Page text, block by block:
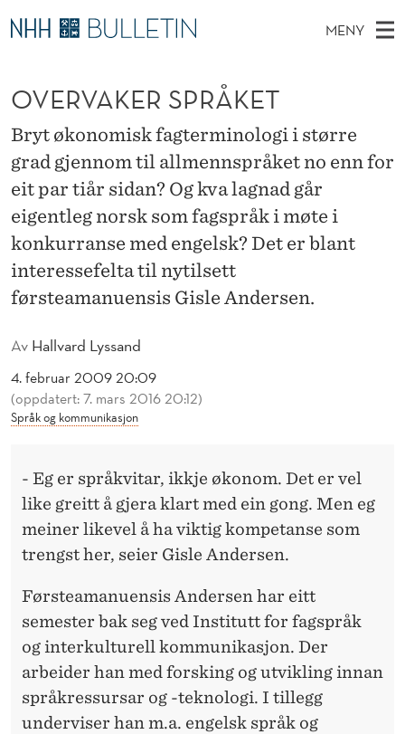
O
V
R
V
A
K
E
R
P
R
Å
MENY
V
E
D
M
E
N
Y
K
I
E
T
T
S
E
E
T
Stipendiater og nye forskerprofiler
Disputaser
Ekspertutvalg
Om Bulletin
Av Hallvard Lyssand
4. februar 2009 20:09
(oppdatert: 7. mars 2016 20:12)
Språk og kommunikasjon
OVERVAKER SPRÅKET
Bryt økonomisk fagterminologi i større
grad gjennom til allmennspråket no enn for
eit par tiår sidan? Og kva lagnad går
eigentleg norsk som fagspråk i møte i
konkurranse med engelsk? Det er blant
interessefelta til nytilsett
førsteamanuensis Gisle Andersen.
- Eg er språkvitar, ikkje økonom. Det er vel
like greitt å gjera klart med ein gong. Men eg
meiner likevel å ha viktig kompetanse som
trengst her, seier Gisle Andersen.
Førsteamanuensis Andersen har eitt
semester bak seg ved Institutt for fagspråk
og interkulturell kommunikasjon. Der
arbeider han med forsking og utvikling innan
språkressursar og -teknologi. I tillegg
underviser han m.a. engelsk språk og